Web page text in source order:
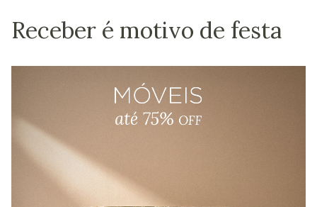
Receber é motivo de festa